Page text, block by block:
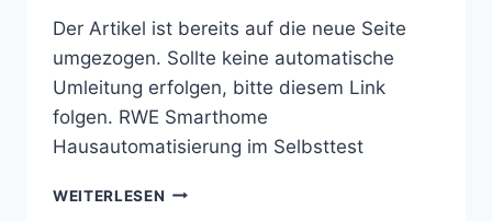
Der Artikel ist bereits auf die neue Seite
umgezogen. Sollte keine automatische
Umleitung erfolgen, bitte diesem Link
folgen. RWE Smarthome
Hausautomatisierung im Selbsttest
WEITERLESEN RWE